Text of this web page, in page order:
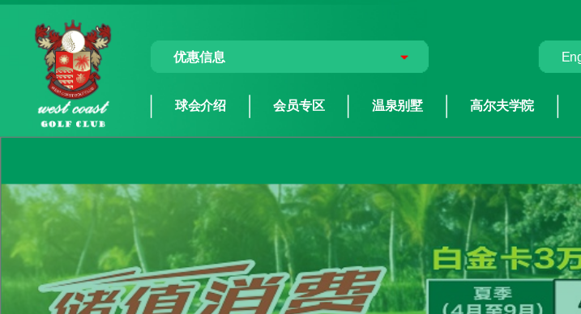
优惠信息
球会介绍 会员专区 温泉别墅 高尔夫学院